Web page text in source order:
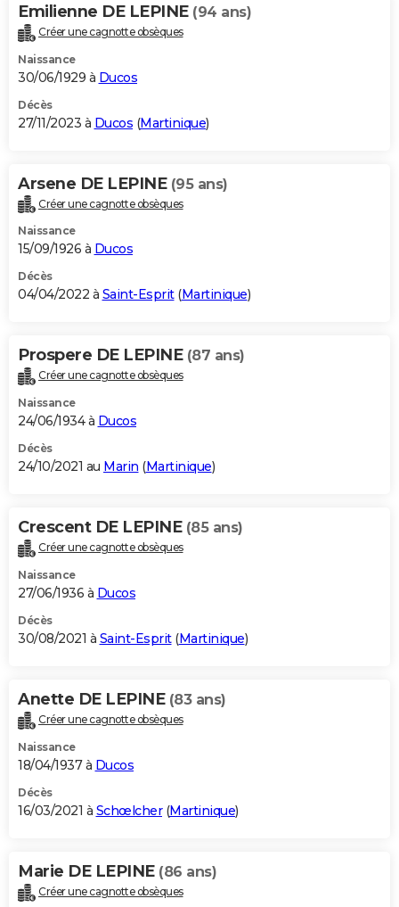
Emilienne DE LEPINE (94 ans)
Créer une cagnotte obsèques
Naissance
30/06/1929 à Ducos
Décès
27/11/2023 à Ducos (Martinique)
Arsene DE LEPINE (95 ans)
Créer une cagnotte obsèques
Naissance
15/09/1926 à Ducos
Décès
04/04/2022 à Saint-Esprit(Martinique)
Prospere DE LEPINE (87 ans)
Créer une cagnotte obsèques
Naissance
24/06/1934 à Ducos
Décès
24/10/2021 au Marin (Martinique)
Crescent DE LEPINE (85 ans)
Créer une cagnotte obsèques
Naissance
27/06/1936 à Ducos
Décès
30/08/2021 à Saint-Esprit(Martinique)
Anette DE LEPINE (83 ans)
Créer une cagnotte obsèques
Naissance
18/04/1937 à Ducos
Décès
16/03/2021 à Schœlcher(Martinique)
Marie DE LEPINE (86 ans)
Créer une cagnotte obsèques